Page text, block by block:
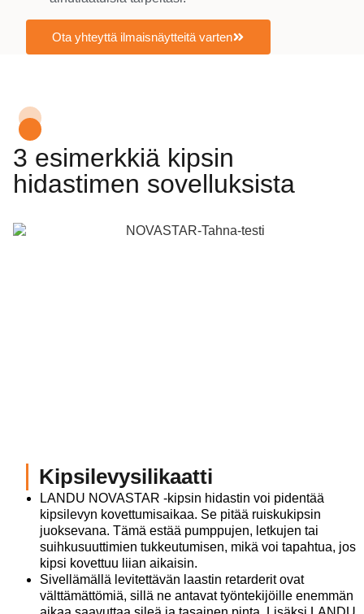
Ota yhteyttä ilmaisnäytteitä varten
3 esimerkkiä kipsin
hidastimen sovelluksista
Kipsilevysilikaatti
LANDU NOVASTAR -kipsin hidastin voi pidentää
kipsilevyn kovettumisaikaa. Se pitää ruiskukipsin
juoksevana. Tämä estää pumppujen, letkujen tai
suihkusuuttimien tukkeutumisen, mikä voi tapahtua, jos
kipsi kovettuu liian aikaisin.
Sivellämällä levitettävän laastin retarderit ovat
välttämättömiä, sillä ne antavat työntekijöille enemmän